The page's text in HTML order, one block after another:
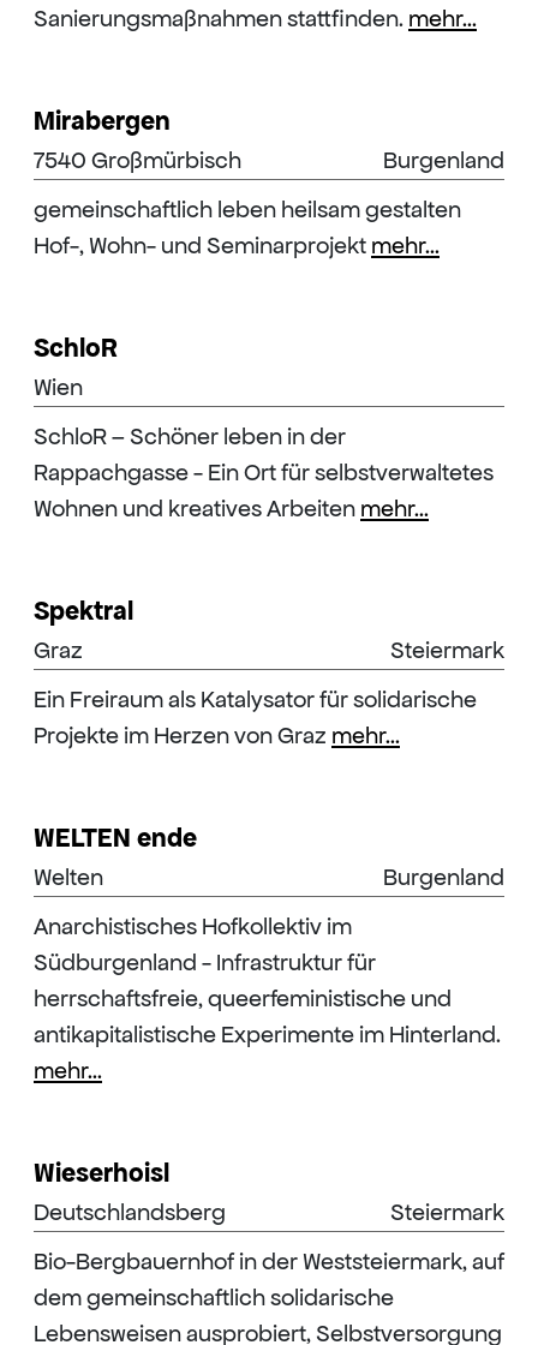
Sanierungsmaßnahmen stattfinden. mehr...
Mirabergen
Burgenland
7540 Großmürbisch
gemeinschaftlich leben heilsam gestalten
Hof-, Wohn- und Seminarprojekt mehr...
SchloR
Wien
SchloR – Schöner leben in der
Rappachgasse - Ein Ort für selbstverwaltetes
Wohnen und kreatives Arbeiten mehr...
Spektral
Steiermark
Graz
Ein Freiraum als Katalysator für solidarische
Projekte im Herzen von Graz mehr...
WELTEN ende
Burgenland
Welten
Anarchistisches Hofkollektiv im
Südburgenland - Infrastruktur für
herrschaftsfreie, queerfeministische und
antikapitalistische Experimente im Hinterland.
mehr...
Wieserhoisl
Steiermark
Deutschlandsberg
Bio-Bergbauernhof in der Weststeiermark, auf
dem gemeinschaftlich solidarische
Lebensweisen ausprobiert, Selbstversorgung